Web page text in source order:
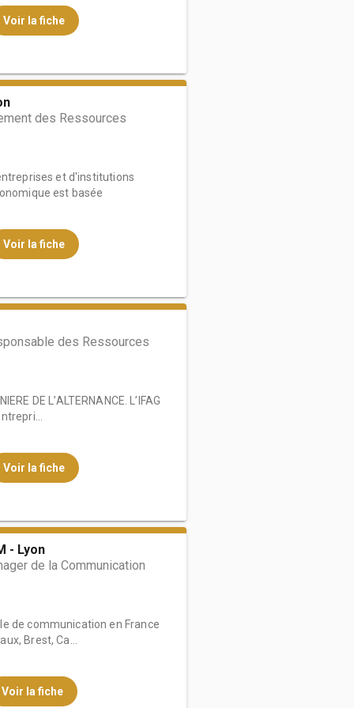
Voir la fiche
des Ressources
et d'institutions
est basée
Voir la fiche
des Ressources
DE L’ALTERNANCE. L’IFAG
Voir la fiche
- Lyon
de la Communication
de communication en France
Brest, Ca...
Voir la fiche